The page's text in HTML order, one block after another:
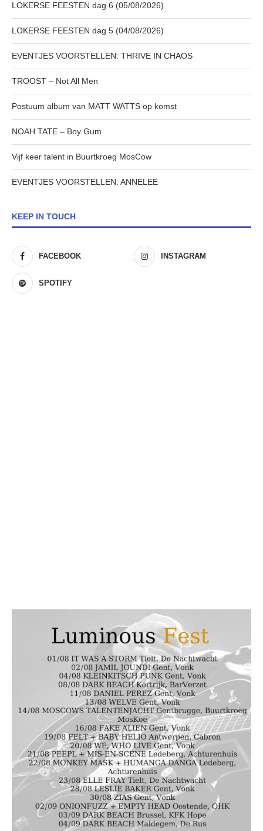
LOKERSE FEESTEN dag 6 (05/08/2026)
LOKERSE FEESTEN dag 5 (04/08/2026)
EVENTJES VOORSTELLEN: THRIVE IN CHAOS
TROOST – Not All Men
Postuum album van MATT WATTS op komst
NOAH TATE – Boy Gum
Vijf keer talent in Buurtkroeg MosCow
EVENTJES VOORSTELLEN: ANNELEE
KEEP IN TOUCH
FACEBOOK INSTAGRAM
SPOTIFY